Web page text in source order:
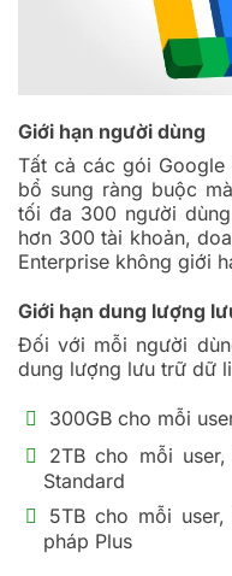
Giới hạn người dùng
Tất cả các gói Google
bổ sung ràng buộc
tối đa 300 người
hơn 300 tài khoản,
Enterprise không giới
Giới hạn dung lượng
Đối với mỗi người
dung lượng lưu trữ dữ
300GB cho mỗi
2TB cho mỗi
Standard
5TB cho mỗi
pháp Plus